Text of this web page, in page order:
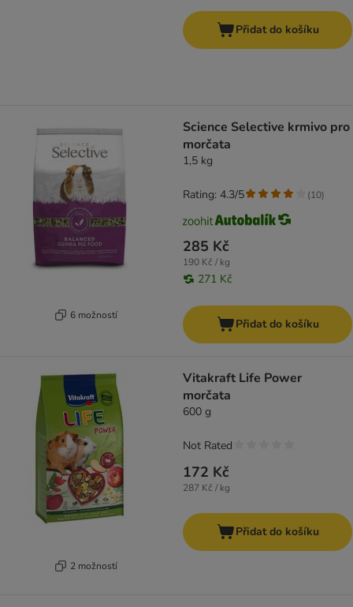
Přidat do košíku
6 možností
Science Selective krmivo pro
morčata
1,5 kg
285 Kč
190 Kč / kg
271 Kč
Rating: 4.3/5 (10)
Přidat do košíku
2 možností
Vitakraft Life Power
morčata
600 g
172 Kč
287 Kč / kg
Not Rated
Přidat do košíku